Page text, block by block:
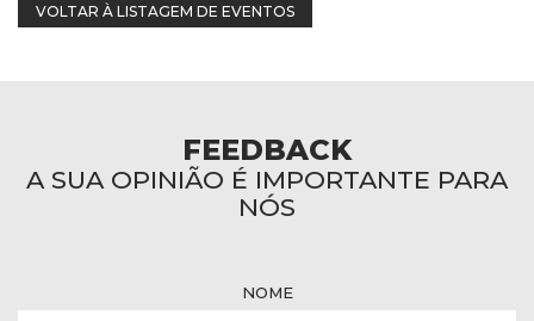
VOLTAR À LISTAGEM DE EVENTOS
FEEDBACK
A SUA OPINIÃO É IMPORTANTE PARA
NÓS
NOME